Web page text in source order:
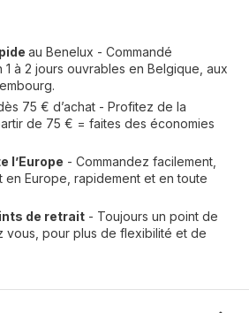
au Benelux - Commandé
1 à 2 jours ouvrables en Belgique, aux
75 € d’achat - Profitez de la
de 75 € = faites des économies
l’Europe - Commandez facilement,
en Europe, rapidement et en toute
de retrait - Toujours un point de
vous, pour plus de flexibilité et de